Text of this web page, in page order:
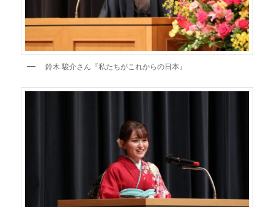
鈴木 駿介さん『私たちがこれからの日本』